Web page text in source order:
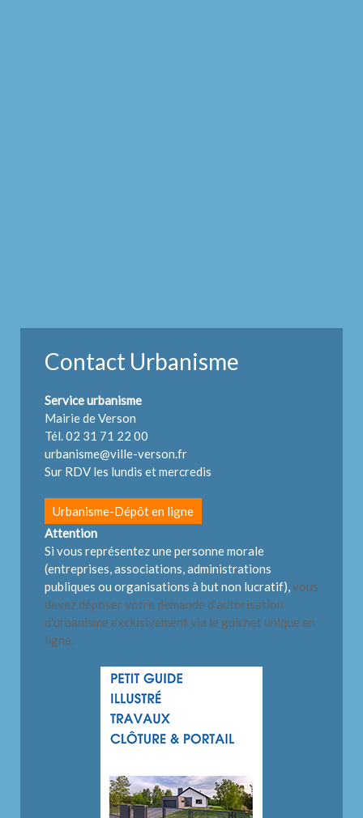
Contact Urbanisme
Service urbanisme
Mairie de Verson
Tél. 02 31 71 22 00
urbanisme@ville-verson.fr
Sur RDV les lundis et mercredis
Urbanisme-Dépôt en ligne
Attention
Si vous représentez une personne morale
(entreprises, associations, administrations
publiques ou organisations à but non lucratif),vous
devez déposer votre demande d'autorisation
d'urbanisme exclusivement via le guichet unique en
ligne.